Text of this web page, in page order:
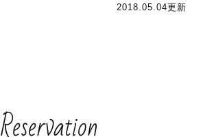
2018.05.04更新